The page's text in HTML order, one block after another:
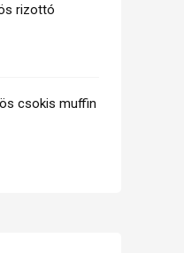
rizottó
csokis muffin